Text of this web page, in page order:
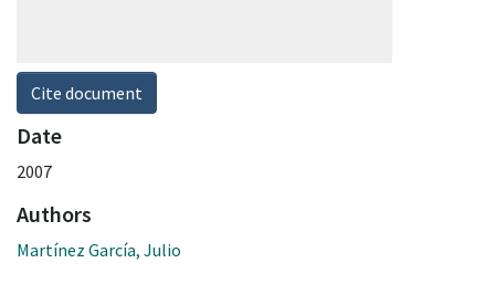
Cite document
Date
2007
Authors
Martínez García, Julio